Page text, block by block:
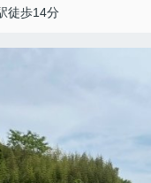
徒歩14分